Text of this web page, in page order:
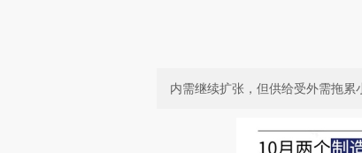
内需继续扩张，但供给受外需拖